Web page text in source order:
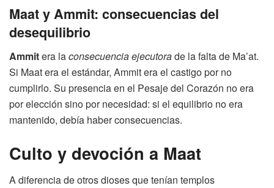
Maat y Ammit: consecuencias del
desequilibrio
Ammitera laconsecuencia ejecutorade la falta de Ma’at.
Si Maat era el estándar, Ammit era el castigo por no
cumplirlo. Su presencia en el Pesaje del Corazón no era
por elección sino por necesidad: si el equilibrio no era
mantenido, debía haber consecuencias.
Culto y devoción a Maat
A diferencia de otros dioses que tenían templos